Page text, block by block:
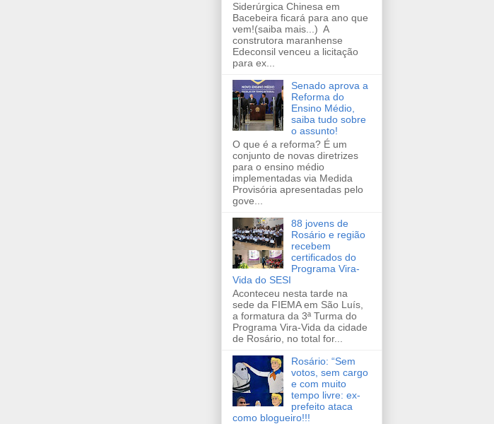
Siderúrgica Chinesa em
Bacebeira ficará para ano que
vem!(saiba mais...) A
construtora maranhense
Edeconsil venceu a licitação
para ex...
Senado aprova a
Reforma do
Ensino Médio,
saiba tudo sobre
o assunto!
O que é a reforma? É um
conjunto de novas diretrizes
para o ensino médio
implementadas via Medida
Provisória apresentadas pelo
gove...
88 jovens de
Rosário e região
recebem
certificados do
Programa Vira-
Vida do SESI
Aconteceu nesta tarde na
sede da FIEMA em São Luís,
a formatura da 3ª Turma do
Programa Vira-Vida da cidade
de Rosário, no total for...
Rosário: “Sem
votos, sem cargo
e com muito
tempo livre: ex-
prefeito ataca
como blogueiro!!!